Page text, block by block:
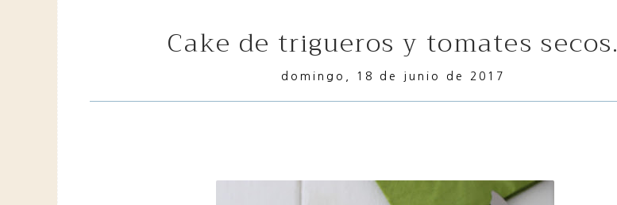
cake de trigueros y tomates secos.
domingo, 18 de junio de 2017